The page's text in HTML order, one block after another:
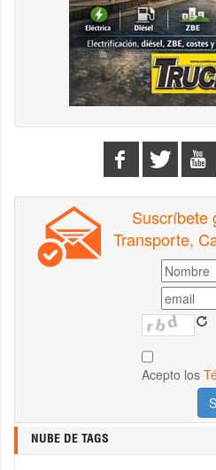
Suscríbete
Transporte,
Acepto los
NUBE DE TAGS